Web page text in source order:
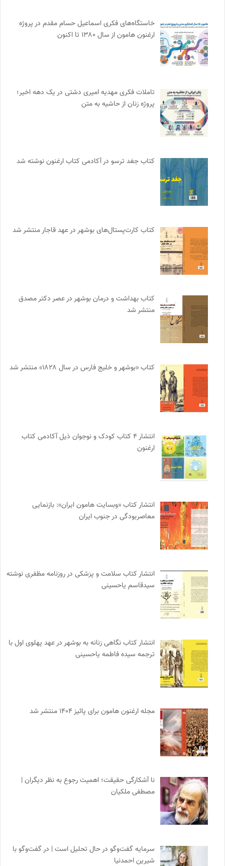
خاستگاه‌های فکری اسماعیل حسام مقدم در پروژه
ارغنون هامون از سال ۱۳۸۰ تا اکنون
تاملات فکری مهدیه امیری دشتی در یک دهه اخیر؛
پروژه زنان از حاشیه به متن
کتاب جغد ترسو در آکادمی کتاب ارغنون نوشته شد
کتاب کارت‌پستال‌های بوشهر در عهد قاجار منتشر شد
کتاب بهداشت و درمان بوشهر در عصر دکتر مصدق
منتشر شد
کتاب «بوشهر و خلیج فارس در سال ۱۸۲۸» منتشر شد
انتشار ۴ کتاب کودک و نوجوان ذیل آکادمی کتاب
ارغنون
انتشار کتاب «وبسایت هامون ایران»: بازنمایی
معاصربودگی در جنوب ایران
انتشار کتاب سلامت و پزشکی در روزنامه مظفری نوشته
سیدقاسم یاحسینی
انتشار کتاب نگاهی زنانه به بوشهر در عهد پهلوی اول با
ترجمه سیده فاطمه یاحسینی
مجله ارغنون هامون برای پائیز ۱۴۰۴ منتشر شد
نا آشکارگی حقیقت؛ اهمیت رجوع به نظر دیگران |
مصطفی ملکیان
سرمایه گفت‌وگو در حال تحلیل است | در گفت‌وگو با
شیرین احمدنیا